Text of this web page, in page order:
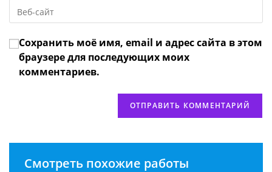
чтобы
прокомментировать
адрес,
чтобы
URL
веб-
сайта
(необязательно)
Сохранить моё имя, email и адрес сайта в этом
браузере для последующих моих
комментариев.
Смотреть похожие работы